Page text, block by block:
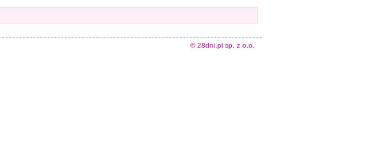
© 28dni.pl sp. z o.o.